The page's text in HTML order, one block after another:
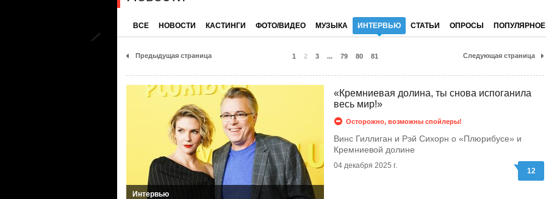
ВСЕ НОВОСТИ КАСТИНГИ ФОТО/ВИДЕО МУЗЫКА ИНТЕРВЬЮ СТАТЬИ ОПРОСЫ ПОПУЛЯРНОЕ
Предыдущая страница 1 2 3 ... 79 80 81 Следующая страница
Интервью
«Кремниевая долина, ты снова испоганила
весь мир!»
Осторожно, возможны спойлеры!
Винс Гиллиган и Рэй Сихорн о «Плюрибусе» и
Кремниевой долине
04 декабря 2025 г.
12